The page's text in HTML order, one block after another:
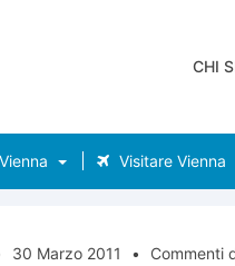
CHI
Visitare Vienna
30 Marzo 2011 • Commenti